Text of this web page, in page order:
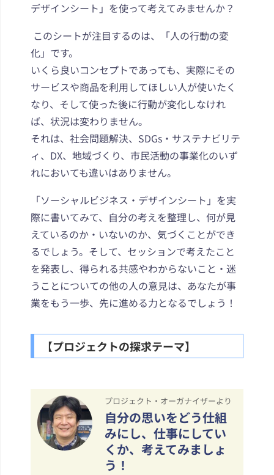
デザインシート」を使って考えてみませんか？
このシートが注目するのは、「人の行動の変
化」です。
いくら良いコンセプトであっても、実際にその
サービスや商品を利用してほしい人が使いたく
なり、そして使った後に行動が変化しなけれ
ば、状況は変わりません。
それは、社会問題解決、SDGs・サステナビリテ
ィ、DX、地域づくり、市民活動の事業化のいず
れにおいても違いはありません。
「ソーシャルビジネス・デザインシート」を実
際に書いてみて、自分の考えを整理し、何が見
えているのか・いないのか、気づくことができ
るでしょう。そして、セッションで考えたこと
を発表し、得られる共感やわからないこと・迷
うことについての他の人の意見は、あなたが事
業をもう一歩、先に進める力となるでしょう！
【プロジェクトの探求テーマ】
プロジェクト・オーガナイザーより
自分の思いをどう仕組
みにし、仕事にしてい
くか、考えてみましょ
う！